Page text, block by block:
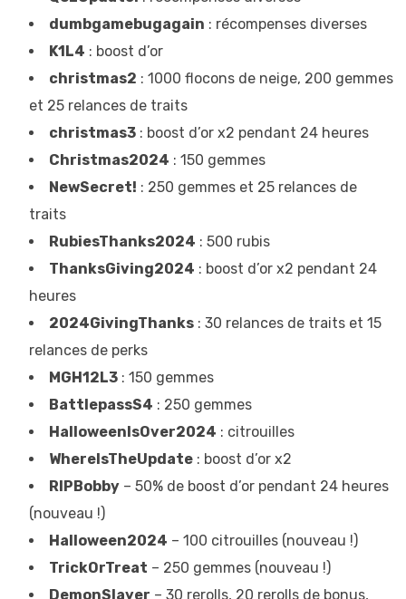
dumbgamebugagain : récompenses diverses
K1L4 : boost d’or
christmas2 : 1000 flocons de neige, 200 gemmes
et 25 relances de traits
christmas3 : boost d’or x2 pendant 24 heures
Christmas2024 : 150 gemmes
NewSecret! : 250 gemmes et 25 relances de
traits
RubiesThanks2024 : 500 rubis
ThanksGiving2024 : boost d’or x2 pendant 24
heures
2024GivingThanks : 30 relances de traits et 15
relances de perks
MGH12L3 : 150 gemmes
BattlepassS4 : 250 gemmes
HalloweenIsOver2024 : citrouilles
WhereIsTheUpdate : boost d’or x2
RIPBobby – 50% de boost d’or pendant 24 heures
(nouveau !)
Halloween2024 – 100 citrouilles (nouveau !)
TrickOrTreat – 250 gemmes (nouveau !)
DemonSlayer – 30 rerolls, 20 rerolls de bonus,